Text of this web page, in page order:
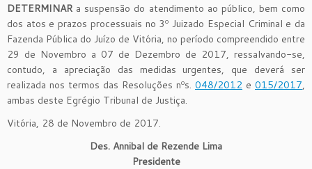
DETERMINAR a suspensão do atendimento ao público, bem como
dos atos e prazos processuais no 3º Juizado Especial Criminal e da
Fazenda Pública do Juízo de Vitória, no período compreendido entre
29 de Novembro a 07 de Dezembro de 2017, ressalvando-se,
contudo, a apreciação das medidas urgentes, que deverá ser
realizada nos termos das Resoluções nºs. 048/2012 e 015/2017,
ambas deste Egrégio Tribunal de Justiça.
Vitória, 28 de Novembro de 2017.
Des. Annibal de Rezende Lima
Presidente